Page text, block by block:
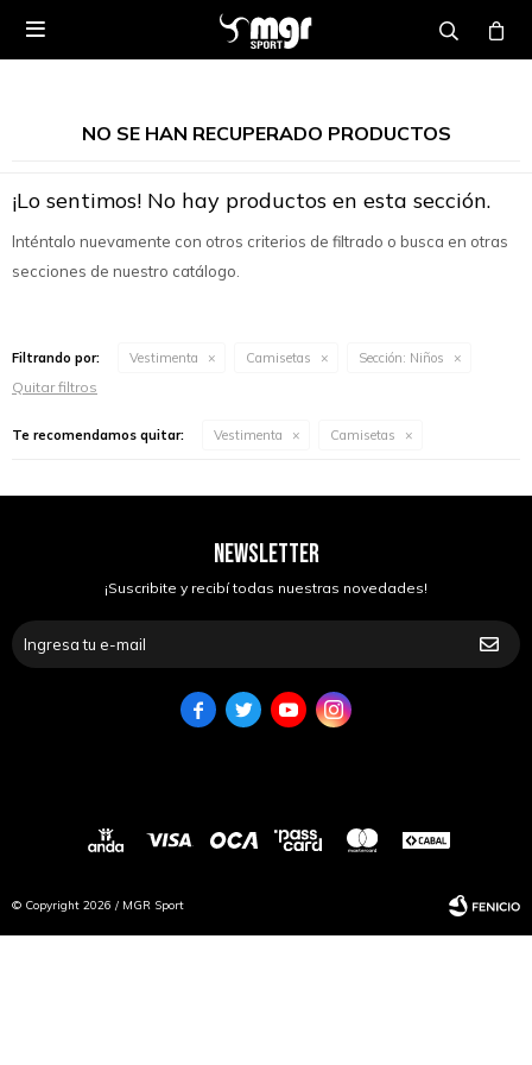

NO SE HAN RECUPERADO PRODUCTOS
¡Lo sentimos! No hay productos en esta sección.
Inténtalo nuevamente con otros criterios de filtrado o busca en otras
secciones de nuestro catálogo.
Filtrando por: Vestimenta Camisetas Sección: Niños
Quitar filtros
Te recomendamos quitar: Vestimenta Camisetas
NEWSLETTER
¡Suscribite y recibí todas nuestras novedades!
   
© Copyright 2026 / MGR Sport